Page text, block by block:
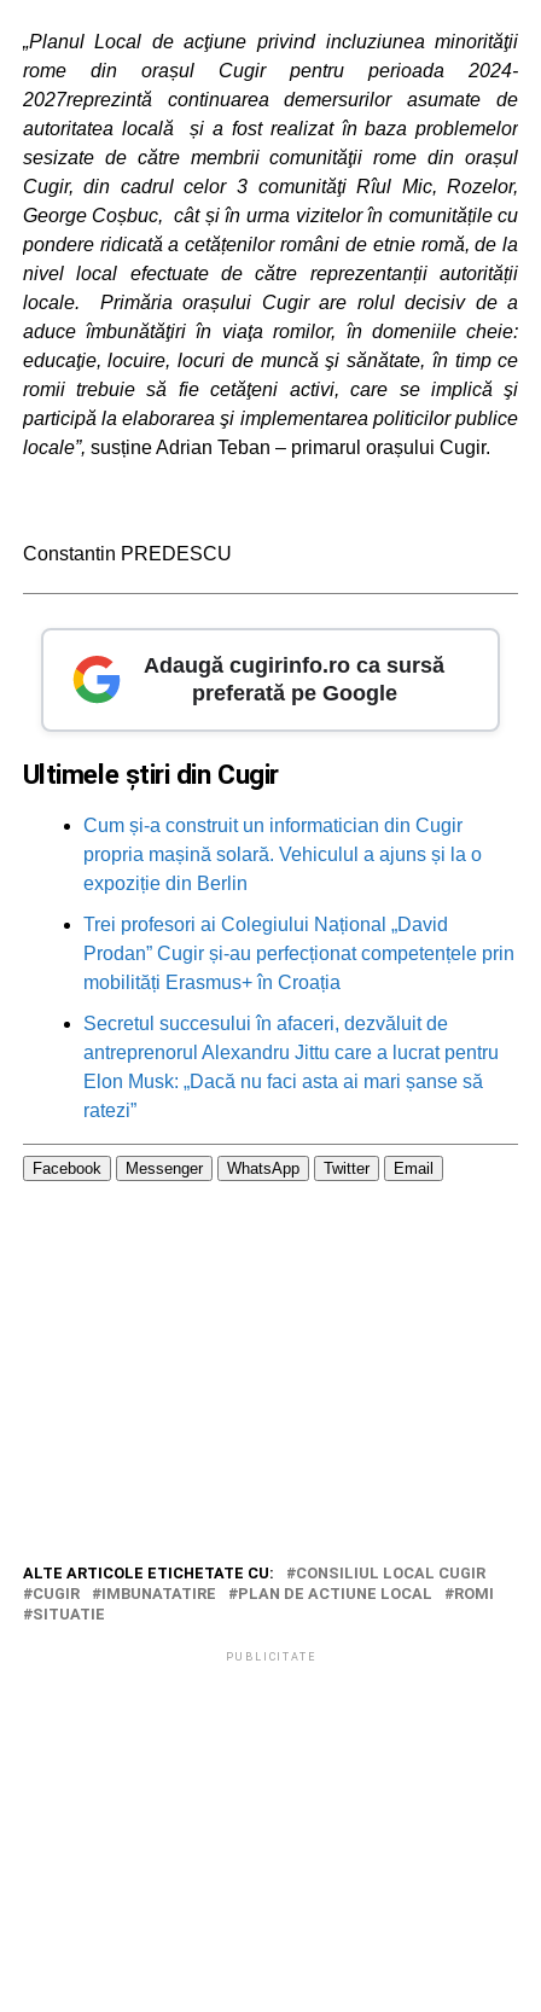
„Planul Local de acţiune privind incluziunea minorităţii
rome din orașul Cugir pentru perioada 2024-
2027reprezintă continuarea demersurilor asumate de
autoritatea locală și a fost realizat în baza problemelor
sesizate de către membrii comunităţii rome din orașul
Cugir, din cadrul celor 3 comunităţi Rîul Mic, Rozelor,
George Coșbuc, cât și în urma vizitelor în comunitățile cu
pondere ridicată a cetățenilor români de etnie romă, de la
nivel local efectuate de către reprezentanții autorității
locale. Primăria orașului Cugir are rolul decisiv de a
aduce îmbunătăţiri în viaţa romilor, în domeniile cheie:
educaţie, locuire, locuri de muncă şi sănătate, în timp ce
romii trebuie să fie cetăţeni activi, care se implică şi
participă la elaborarea şi implementarea politicilor publice
locale”, susține Adrian Teban – primarul orașului Cugir.
Constantin PREDESCU
Adaugă cugirinfo.ro ca sursă
preferată pe Google
Ultimele știri din Cugir
Cum și-a construit un informatician din Cugir
propria mașină solară. Vehiculul a ajuns și la o
expoziție din Berlin
Trei profesori ai Colegiului Național „David
Prodan” Cugir și-au perfecționat competențele prin
mobilități Erasmus+ în Croația
Secretul succesului în afaceri, dezvăluit de
antreprenorul Alexandru Jittu care a lucrat pentru
Elon Musk: „Dacă nu faci asta ai mari șanse să
ratezi”
Facebook Messenger WhatsApp Twitter Email
ALTE ARTICOLE ETICHETATE CU:
CONSILIUL LOCAL CUGIR
CUGIR
IMBUNATATIRE PLAN DE ACTIUNE LOCAL
ROMI
SITUATIE
PUBLICITATE